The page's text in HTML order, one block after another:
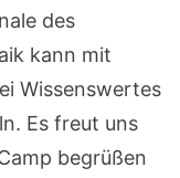
des
kann mit
Wissenswertes
Es freut uns
begrüßen